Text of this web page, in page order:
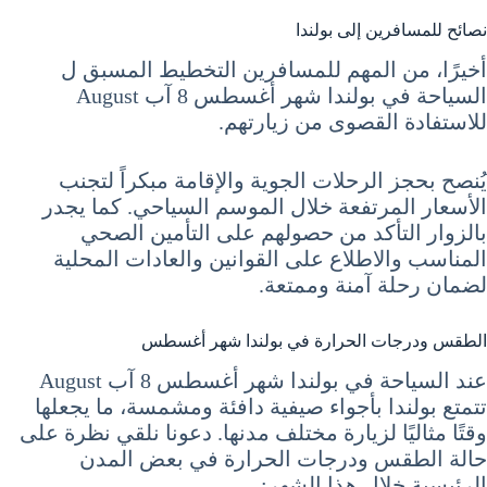
نصائح للمسافرين إلى بولندا
أخيرًا، من المهم للمسافرين التخطيط المسبق ل
السياحة في بولندا شهر أغسطس 8 آب August
للاستفادة القصوى من زيارتهم.
يُنصح بحجز الرحلات الجوية والإقامة مبكراً لتجنب
الأسعار المرتفعة خلال الموسم السياحي. كما يجدر
بالزوار التأكد من حصولهم على التأمين الصحي
المناسب والاطلاع على القوانين والعادات المحلية
لضمان رحلة آمنة وممتعة.
الطقس ودرجات الحرارة في بولندا شهر أغسطس
عند السياحة في بولندا شهر أغسطس 8 آب August
تتمتع بولندا بأجواء صيفية دافئة ومشمسة، ما يجعلها
وقتًا مثاليًا لزيارة مختلف مدنها. دعونا نلقي نظرة على
حالة الطقس ودرجات الحرارة في بعض المدن